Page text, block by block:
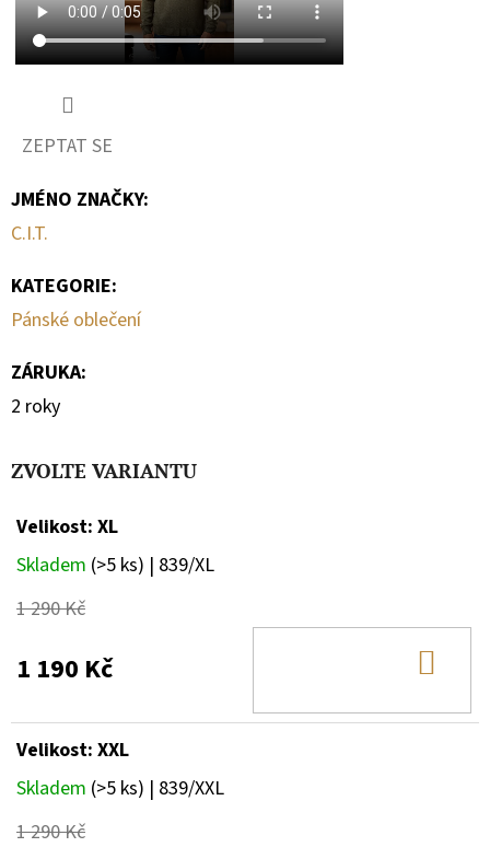
ZEPTAT SE
JMÉNO ZNAČKY:
C.I.T.
KATEGORIE:
Pánské oblečení
ZÁRUKA:
2 roky
ZVOLTE VARIANTU
Velikost: XL
Skladem (>5 ks) | 839/XL
1 290 Kč
1 190 Kč
Velikost: XXL
Skladem (>5 ks) | 839/XXL
1 290 Kč